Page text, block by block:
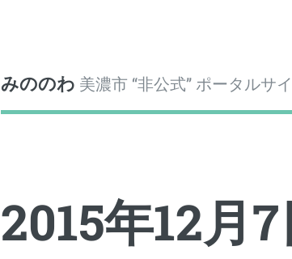
みののわ 美濃市 “非公式” ポータルサ
2015年12